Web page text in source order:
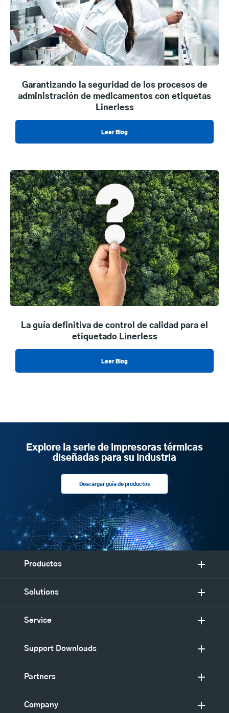
Garantizando la seguridad de los procesos de
administración de medicamentos con etiquetas
Linerless
Leer Blog
La guía definitiva de control de calidad para el
etiquetado Linerless
Leer Blog
Explore la serie de impresoras térmicas
diseñadas para su industria
Descargar guía de productos
Productos
Solutions
Service
Support Downloads
Partners
Company